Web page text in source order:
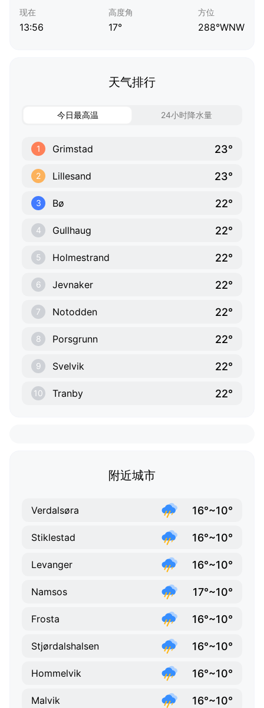
现在
13:56
高度角
17°
方位
288°WNW
天气排行
今日最高温 24小时降水量
1 Grimstad 23°
2 Lillesand 23°
3 Bø 22°
4 Gullhaug 22°
5 Holmestrand 22°
6 Jevnaker 22°
7 Notodden 22°
8 Porsgrunn 22°
9 Svelvik 22°
10 Tranby 22°
附近城市
Verdalsøra 16°~10°
Stiklestad 16°~10°
Levanger 16°~10°
Namsos 17°~10°
Frosta 16°~10°
Stjørdalshalsen 16°~10°
Hommelvik 16°~10°
Malvik 16°~10°